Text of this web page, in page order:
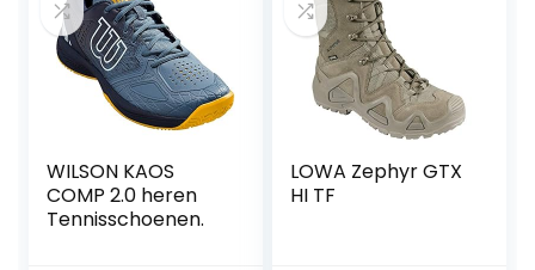
WILSON KAOS
COMP 2.0 heren
Tennisschoenen.
LOWA Zephyr GTX
HI TF